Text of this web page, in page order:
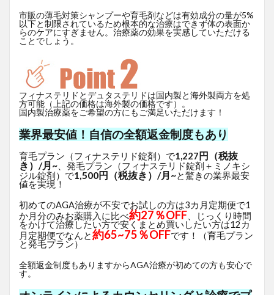
市販の薄毛対策シャンプーや育毛剤などは有効成分の量が5%
以下と制限されているため根本的な治療はできず体の表面か
らのケアにすぎません。治療薬の効果を実感していただける
ことでしょう。
フィナステリドとデュタステリドは国内製と海外製両方を処
方可能（上記の価格は海外製の価格です）。
国内製治療薬をご希望の方にもご満足いただけます！
業界最安値！自信の全額返金制度もあり
育毛プラン（フィナステリド錠剤）で1,227円（税抜
き）/月~ 、発毛プラン（フィナステリド錠剤＋ミノキシ
ジル錠剤）で1,500円（税抜き）/月~と驚きの業界最安
値を実現！
初めてのAGA治療が不安でお試しの方は3カ月定期便で1
か月分のみお薬購入に比べ約27％OFF 、じっくり時間
をかけて治療したい方で安くまとめ買いしたい方は12カ
月定期便でなんと約65~75％OFFです！（育毛プラン
と発毛プラン）
全額返金制度もありますからAGA治療が初めての方も安心で
す。